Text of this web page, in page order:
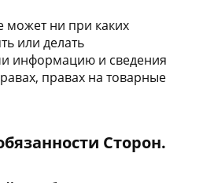
может ни при каких
или делать
информацию и сведения
правах на товарные
Сторон.